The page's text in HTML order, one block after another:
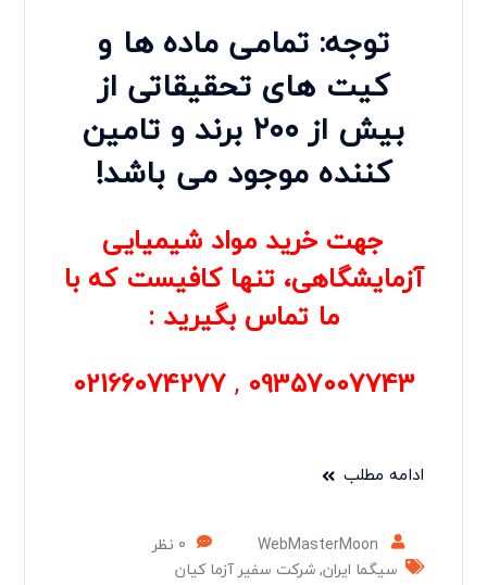
توجه: تمامی ماده ها و
کیت های تحقیقاتی از
بیش از ۲۰۰ برند و تامین
کننده موجود می باشد!
جهت خرید مواد شیمیایی
آزمایشگاهی، تنها کافیست که با
ما تماس بگیرید :
09357007743
,
02166074277
ادامه مطلب
WebMasterMoon
0 نظر
سیگما ایران,شرکت سفیر آزما کیان